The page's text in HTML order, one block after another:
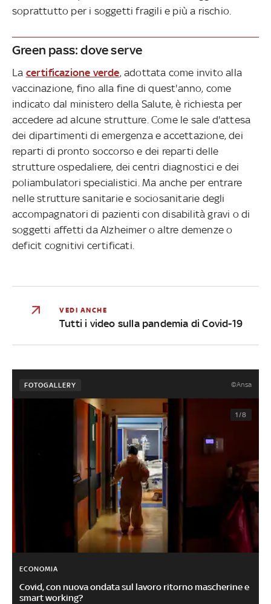
soprattutto per i soggetti fragili e più a rischio.
Green pass: dove serve
La certificazione verde, adottata come invito alla
vaccinazione, fino alla fine di quest'anno, come
indicato dal ministero della Salute, è richiesta per
accedere ad alcune strutture. Come le sale d'attesa
dei dipartimenti di emergenza e accettazione, dei
reparti di pronto soccorso e dei reparti delle
strutture ospedaliere, dei centri diagnostici e dei
poliambulatori specialistici. Ma anche per entrare
nelle strutture sanitarie e sociosanitarie degli
accompagnatori di pazienti con disabilità gravi o di
soggetti affetti da Alzheimer o altre demenze o
deficit cognitivi certificati.
VEDI ANCHE
Tutti i video sulla pandemia di Covid-19
FOTOGALLERY ©Ansa
1/8
ECONOMIA
Covid, con nuova ondata sul lavoro ritorno mascherine e
smart working?